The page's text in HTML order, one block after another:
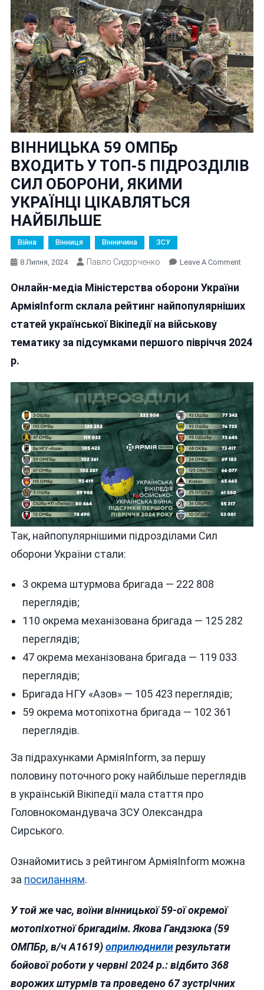
ВІННИЦЬКА 59 ОМПБр
ВХОДИТЬ У ТОП-5 ПІДРОЗДІЛІВ
СИЛ ОБОРОНИ, ЯКИМИ
УКРАЇНЦІ ЦІКАВЛЯТЬСЯ
НАЙБІЛЬШЕ
Війна Вінниця Вінничина ЗСУ
8 Липня, 2024 Павло Сидорченко Leave A CommentOn
ТОП-5
Онлайн-медіа Міністерства оборони України
АрміяInform склала рейтинг найпопулярніших
статей української Вікіпедії на військову
тематику за підсумками першого півріччя 2024
р.
Так, найпопулярнішими підрозділами Сил
оборони України стали:
3 окрема штурмова бригада — 222 808
переглядів;
110 окрема механізована бригада — 125 282
переглядів;
47 окрема механізована бригада — 119 033
переглядів;
Бригада НГУ «Азов» — 105 423 переглядів;
59 окрема мотопіхотна бригада — 102 361
переглядів.
За підрахунками АрміяInform, за першу
половину поточного року найбільше переглядів
в українській Вікіпедії мала стаття про
Головнокомандувача ЗСУ Олександра
Сирського.
Ознайомитись з рейтингом АрміяInform можна
за посиланням.
У той же час, воїни вінницької 59-ої окремої
мотопіхотної бригадиім. Якова Гандзюка (59
ОМПБр, в/ч А1619)оприлюднилирезультати
бойової роботи у червні 2024 р.: відбито 368
ворожих штурмів та проведено 67 зустрічних